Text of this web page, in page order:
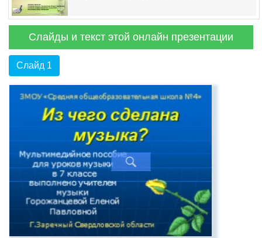
Слайды и текст этой онлайн презентации
Слайд 1